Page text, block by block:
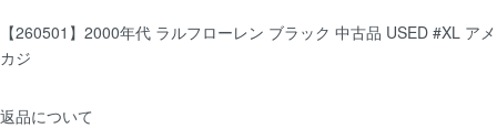
【260501】2000年代 ラルフローレン ブラック 中古品 USED #XL アメ
カジ
返品について